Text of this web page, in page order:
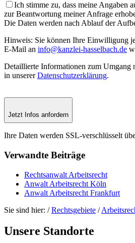
Ich stimme zu, dass meine Angaben
zur Beantwortung meiner Anfrage
Die Daten werden nach Ablauf der
Hinweis: Sie können Ihre Einwilligung
E-Mail an info@kanzlei-hasselbach.de
Detaillierte Informationen zum Umgang
in unsererDatenschutzerklärung.
Jetzt Infos anfordern
Ihre Daten werden SSL-verschlüsselt
Verwandte Beiträge
Rechtsanwalt Arbeitsrecht
Anwalt Arbeitsrecht Köln
Anwalt Arbeitsrecht Frankfurt
Sie sind hier: /Rechtsgebiete /
Unsere Standorte